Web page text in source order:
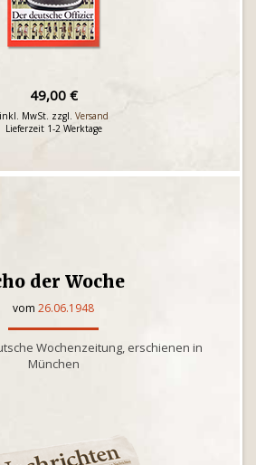
49,00 €
inkl. MwSt. zzgl. Versand
Lieferzeit 1-2 Werktage
der Woche
vom 26.06.1948
Wochenzeitung, erschienen in
München